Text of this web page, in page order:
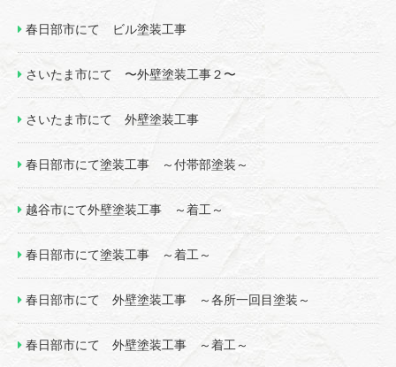
春日部市にて ビル塗装工事
さいたま市にて 〜外壁塗装工事２〜
さいたま市にて 外壁塗装工事
春日部市にて塗装工事 ～付帯部塗装～
越谷市にて外壁塗装工事 ～着工～
春日部市にて塗装工事 ～着工～
春日部市にて 外壁塗装工事 ～各所一回目塗装～
春日部市にて 外壁塗装工事 ～着工～